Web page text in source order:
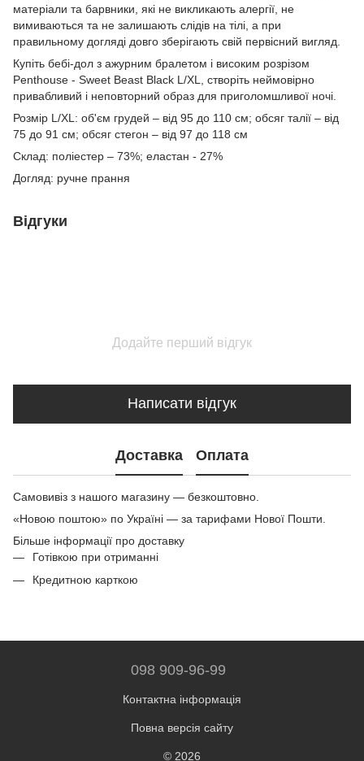
матеріали та барвники, які не викликають алергії, не
вимиваються та не залишають слідів на тілі, а при
правильному догляді довго зберігають свій первісний вигляд.
Купіть бебі-дол з ажурним бралетом і високим розрізом
Penthouse - Sweet Beast Black L/XL, створіть неймовірно
привабливий і неповторний образ для приголомшливої ​​ночі.
Розмір L/XL: об'єм грудей – від 95 до 110 см; обсяг талії – від
75 до 91 см; обсяг стегон – від 97 до 118 см
Склад: поліестер – 73%; еластан - 27%
Догляд: ручне прання
Відгуки
Додайте перший відгук
Написати відгук
Доставка Оплата
Самовивіз з нашого магазину — безкоштовно.
«Новою поштою» по Україні — за тарифами Нової Пошти.
Більше інформації про доставку
Готівкою при отриманні
Кредитною карткою
098 909-96-99
Контактна інформація
Повна версія сайту
© 2026